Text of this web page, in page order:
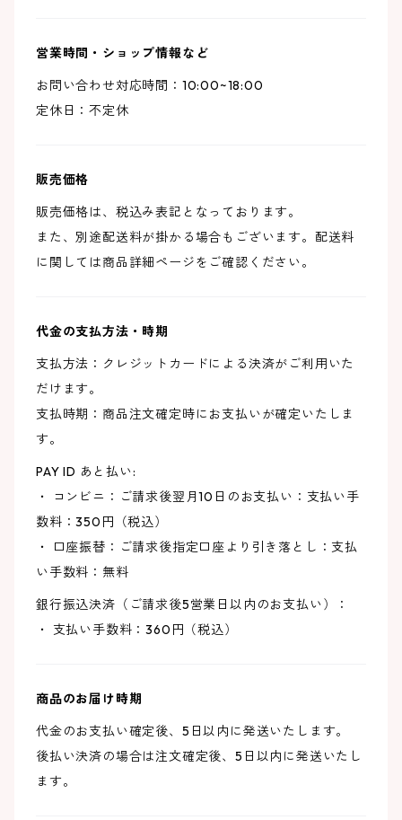
営業時間・ショップ情報など
お問い合わせ対応時間：10:00~18:00
定休日：不定休
販売価格
販売価格は、税込み表記となっております。
また、別途配送料が掛かる場合もございます。配送料
に関しては商品詳細ページをご確認ください。
代金の支払方法・時期
支払方法：クレジットカードによる決済がご利用いた
だけます。
支払時期：商品注文確定時にお支払いが確定いたしま
す。
PAY ID あと払い:
・ コンビニ：ご請求後翌月10日のお支払い：支払い手
数料：350円（税込）
・ 口座振替：ご請求後指定口座より引き落とし：支払
い手数料：無料
銀行振込決済（ご請求後5営業日以内のお支払い）：
・ 支払い手数料：360円（税込）
商品のお届け時期
代金のお支払い確定後、5日以内に発送いたします。
後払い決済の場合は注文確定後、5日以内に発送いたし
ます。